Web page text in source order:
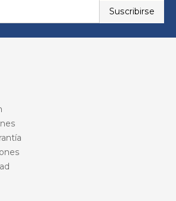
Suscribirse